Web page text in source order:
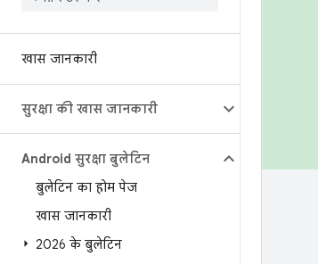
खास जानकारी
सुरक्षा की खास जानकारी
Android सुरक्षा बुलेटिन
बुलेटिन का होम पेज
खास जानकारी
2026 के बुलेटिन